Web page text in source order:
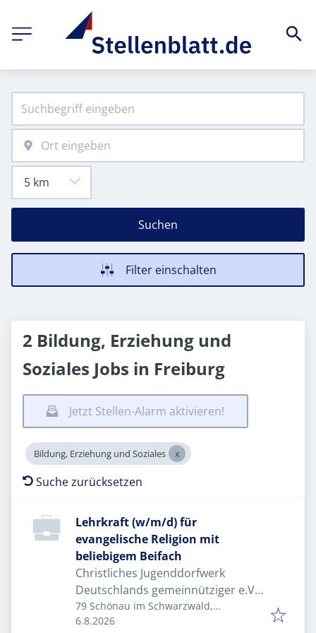
Suchen
Filter einschalten
2 Bildung, Erziehung und
Soziales Jobs in Freiburg
Jetzt Stellen-Alarm aktivieren!
Bildung, Erziehung und Soziales
Suche zurücksetzen
Lehrkraft (w/m/d) für
evangelische Religion mit
beliebigem Beifach
Christliches Jugenddorfwerk
Deutschlands gemeinnütziger e.V.
(CJD)
79 Schönau im Schwarzwald,
Deutschland
Veröffentlicht
6.8.2026